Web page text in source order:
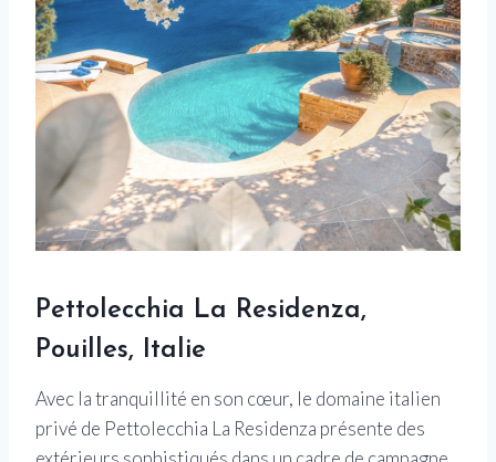
Pettolecchia La Residenza,
Pouilles, Italie
Avec la tranquillité en son cœur, le domaine italien
privé de Pettolecchia La Residenza présente des